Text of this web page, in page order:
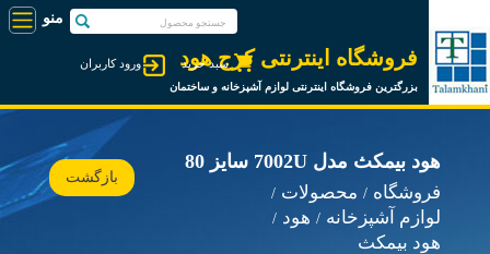
فروشگاه اینترنتی کرج هود
بزرگترین فروشگاه اینترنتی لوازم آشپزخانه و ساختمان
ورود کاربران سبد خرید
هود بیمکث مدل 7002U سایز 80
فروشگاه
محصولات
لوازم آشپزخانه
هود
هود بیمکث
بازگشت